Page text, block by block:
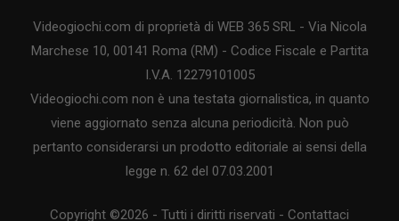
Videogiochi.com di proprietà di WEB 365 SRL - Via Nicola
Marchese 10, 00141 Roma (RM) - Codice Fiscale e Partita
I.V.A. 12279101005
Videogiochi.com non è una testata giornalistica, in quanto
viene aggiornato senza alcuna periodicità. Non può
pertanto considerarsi un prodotto editoriale ai sensi della
legge n. 62 del 07.03.2001
Copyright ©2026 - Tutti i diritti riservati - Contattaci